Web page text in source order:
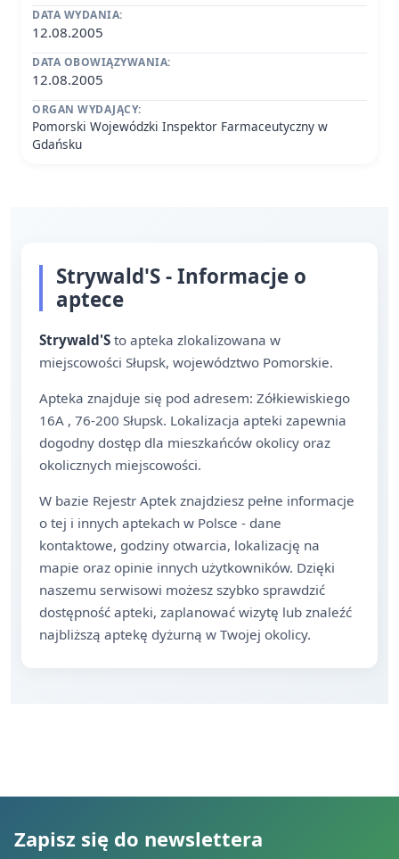
DATA WYDANIA:
12.08.2005
DATA OBOWIĄZYWANIA:
12.08.2005
ORGAN WYDAJĄCY:
Pomorski Wojewódzki Inspektor Farmaceutyczny w
Gdańsku
Strywald'S - Informacje o
aptece
Strywald'S to apteka zlokalizowana w
miejscowości Słupsk, województwo Pomorskie.
Apteka znajduje się pod adresem: Zółkiewiskiego
16A , 76-200 Słupsk. Lokalizacja apteki zapewnia
dogodny dostęp dla mieszkańców okolicy oraz
okolicznych miejscowości.
W bazie Rejestr Aptek znajdziesz pełne informacje
o tej i innych aptekach w Polsce - dane
kontaktowe, godziny otwarcia, lokalizację na
mapie oraz opinie innych użytkowników. Dzięki
naszemu serwisowi możesz szybko sprawdzić
dostępność apteki, zaplanować wizytę lub znaleźć
najbliższą aptekę dyżurną w Twojej okolicy.
Zapisz się do newslettera